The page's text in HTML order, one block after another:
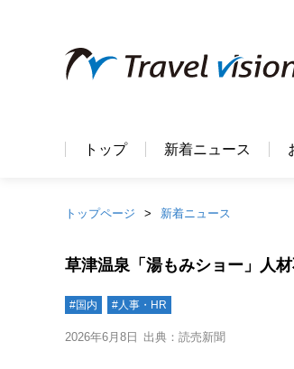
トップ 新着ニュース
トップページ 新着ニュース
草津温泉「湯もみショー」人
#国内 #人事・HR
2026年6月8日 出典：読売新聞